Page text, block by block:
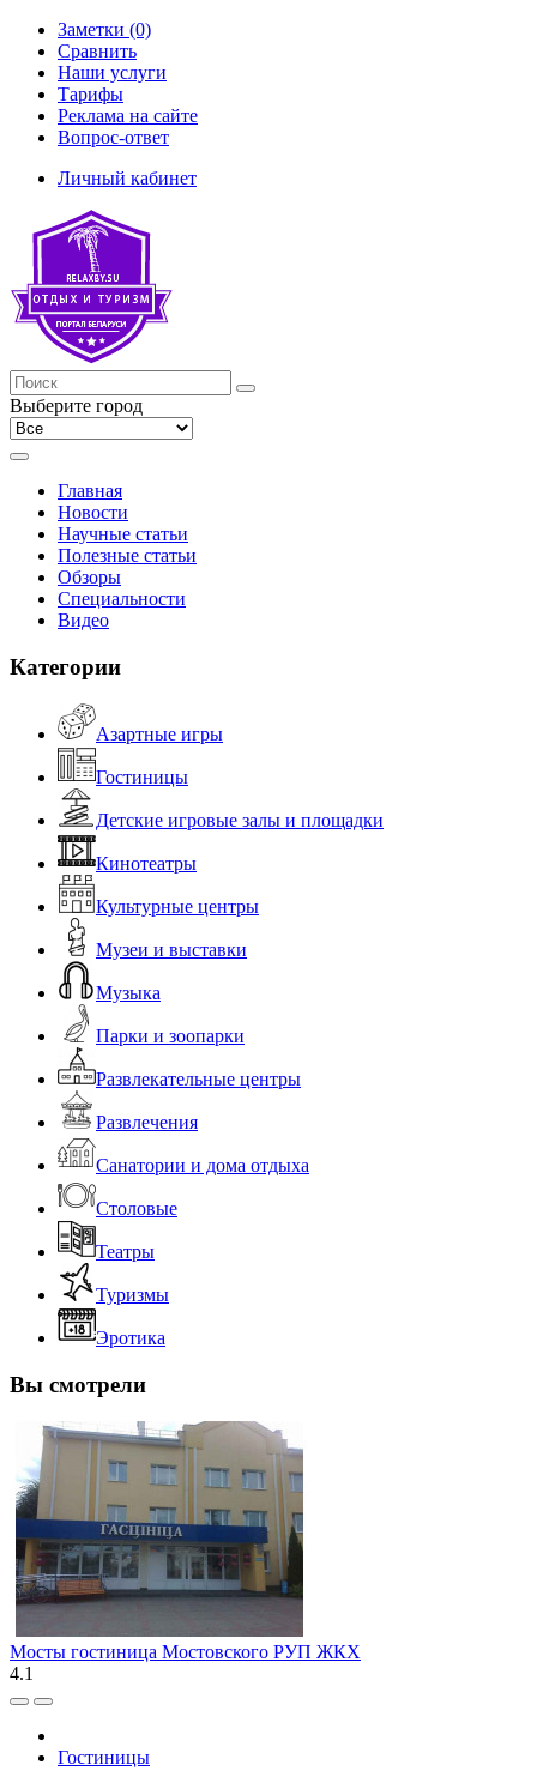
Заметки (0)
Сравнить
Наши услуги
Тарифы
Реклама на сайте
Вопрос-ответ
Личный кабинет
Выберите город
Главная
Новости
Научные статьи
Полезные статьи
Обзоры
Специальности
Видео
Категории
Азартные игры
Гостиницы
Детские игровые залы и площадки
Кинотеатры
Культурные центры
Музеи и выставки
Музыка
Парки и зоопарки
Развлекательные центры
Развлечения
Санатории и дома отдыха
Столовые
Театры
Туризмы
Эротика
Вы смотрели
Мосты гостиница Мостовского РУП ЖКХ
4.1
Гостиницы